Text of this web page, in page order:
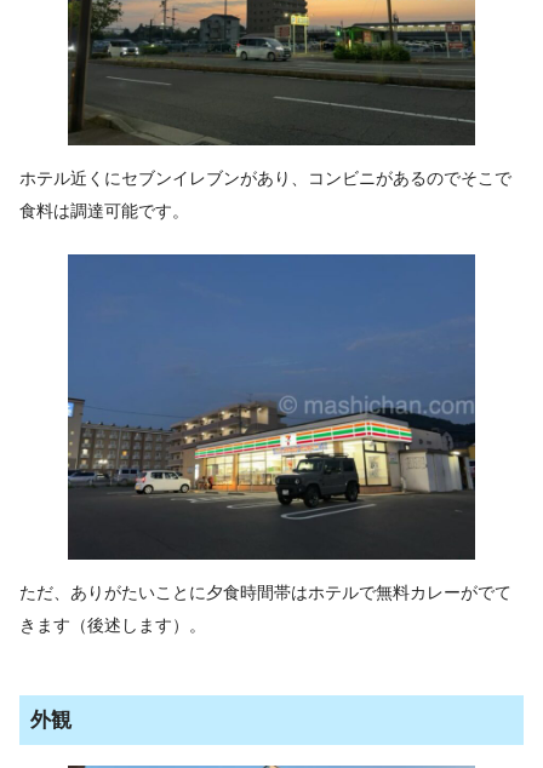
ホテル近くにセブンイレブンがあり、コンビニがあるのでそこで
食料は調達可能です。
ただ、ありがたいことに夕食時間帯はホテルで無料カレーがでて
きます（後述します）。
外観